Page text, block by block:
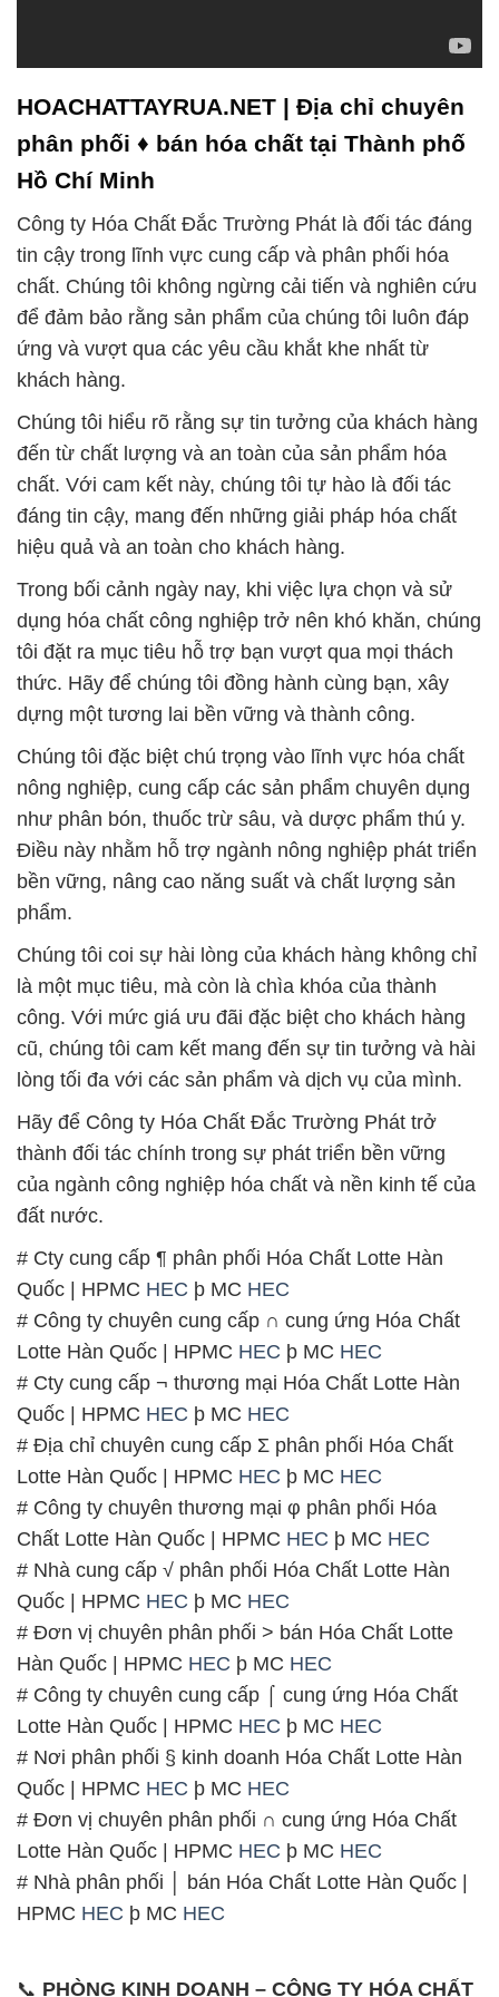
đất nước.
# Cty cung cấp ¶ phân phối Hóa Chất Lotte Hàn
Quốc | HPMCHEC
# Công ty chuyên cung cấp ∩ cung ứng Hóa Chất
Lotte Hàn Quốc | HPMCHECþ MCHEC
# Cty cung cấp ¬ thương mại Hóa Chất Lotte Hàn
Quốc | HPMCHECþ MCHEC
# Địa chỉ chuyên cung cấp Σ phân phối Hóa Chất
Lotte Hàn Quốc | HPMC
# Công ty chuyên thương mại φ phân phối Hóa
Chất Lotte Hàn Quốc | HPMCHECþ MCHEC
# Nhà cung cấp √ phân phối Hóa Chất Lotte Hàn
Quốc | HPMCHEC þ MCHEC
# Đơn vị chuyên phân phối > bán Hóa Chất Lotte
# Công ty chuyên cung cấp ⌠ cung ứng Hóa Chất
Lotte Hàn Quốc | HPMCHECþ MCHEC
# Nơi phân phối § kinh doanh Hóa Chất Lotte Hàn
Quốc | HPMCHECþ MCHEC
# Đơn vị chuyên phân phối ∩ cung ứng Hóa Chất
Lotte Hàn Quốc | HPMCHECþ MCHEC
# Nhà phân phối │ bán Hóa Chất Lotte Hàn Quốc |
HPMCHECþ MCHEC
📞 PHÒNG KINH DOANH – CÔNG TY HÓA CHẤT
ĐẮC TRƯỜNG PHÁT
🌐 Website: https://hoachattayrua.net/
📞 Hotline:
– 0933.920.505 – 028.3504.5555
– 028.3756.1835 – 028.3756.1840 –
028.3756.1841- 028.3756.1842
– 0932.660.696 – 0901.326.566 – 0906.387.866 –
0902.765.866
GIỜ LÀM VIỆC TẠI CÔNG TY HÓA CHẤT ĐẮC
TRƯỜNG PHÁT
Thời gian làm việctại Hóa Chất Đắc Trường Phát
được tổ chức như sau:
Thứ 2 đến thứ 6: Buổi sáng: từ 8h đến 11h – Buổi
chiều: từ 12h30 đến 17h
Thứ 7: Buổi sáng: từ 8h đến 11h – Buổi chiều: từ
12h30 đến 16h
Chủ nhật: Nghỉ chủ nhật hàng tuần
Chúng tôi rất trân trọng thời gian và cam kết tuân
thủ giờ làm việc để đảm bảo sự hỗ trợ tốt nhất cho
khách hàng và đảm bảo hiệu suất công việc cao
nhất của nhân viên.
BẢN ĐỒ MAP TẠI CÔNG TY HÓA CHẤT ĐẮC
TRƯỜNG PHÁT
ĐỊA CHỈ: 1229C Quốc lộ 1A, Phường Bình Trị
Đông B, Quận Bình Tân, Sài Gòn TP. Hồ Chí
Minh